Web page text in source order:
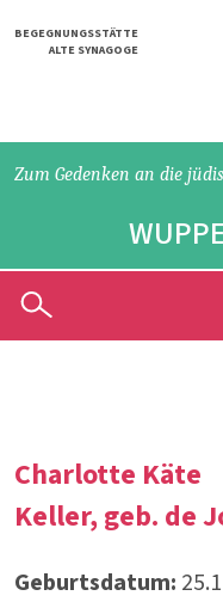
Der Trägerverein
Intention und
Historische Einführung
Kontakt
Zum Gedenken an die
BEGEGNUNGSSTÄTTE
ALTE SYNAGOGE
Charlotte Käte
Keller, geb. de
Geburtsdatum: